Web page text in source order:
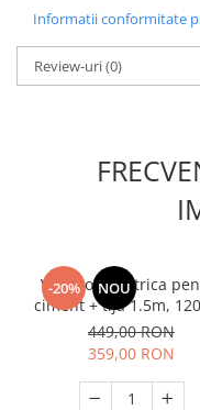
independente
Motoburghiu/Foreza
Pachete Incorporabile
Plasa umbrire
Sere
Sobe pe gaz & electrice
Suflante & Aspiratoare
Aspiratoare
Informatii conformitate
Review-uri(0)
-20% NOU
Vibrator electrica
ciment + tija 1.5m,
5600VPM/min,
CV1200
449,00 RON
359,00 RON